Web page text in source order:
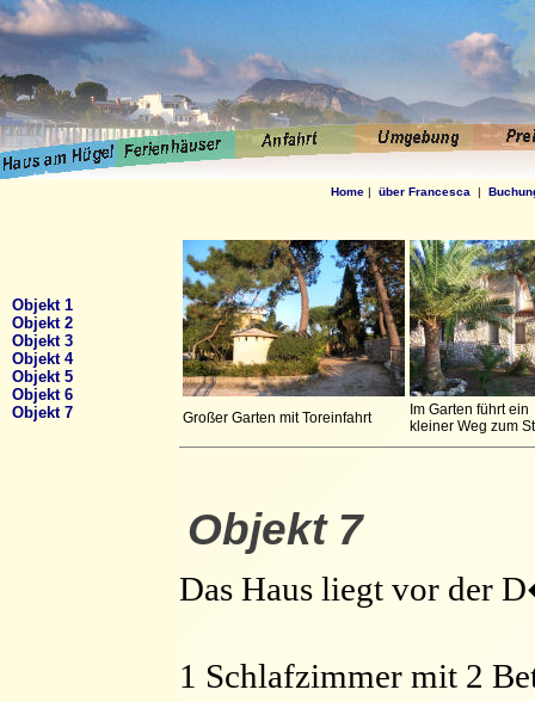
Home | über Francesca |
Objekt 1
Objekt 2
Objekt 3
Objekt 4
Objekt 5
Objekt 6
Objekt 7
Großer Garten mit Toreinfahrt
Im Garten führt ein
kleiner Weg zum
Objekt 7
Das Haus liegt vor der
1 Schlafzimmer mit 2